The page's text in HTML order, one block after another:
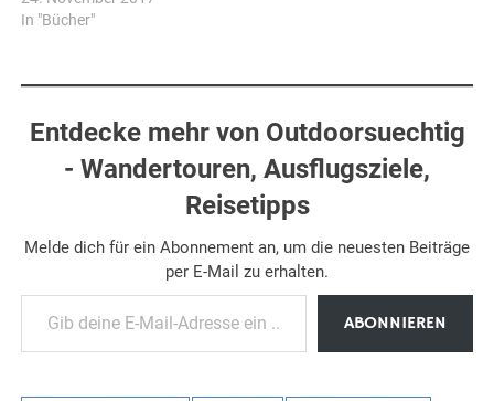
In "Bücher"
Entdecke mehr von Outdoorsuechtig
- Wandertouren, Ausflugsziele,
Reisetipps
Melde dich für ein Abonnement an, um die neuesten Beiträge
per E-Mail zu erhalten.
Gib deine E-Mail-Adresse ein ...
ABONNIEREN